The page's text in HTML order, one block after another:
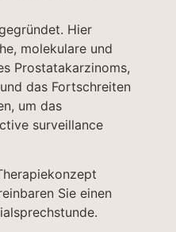
Hier
molekulare und
Prostatakarzinoms,
das Fortschreiten
um das
surveillance
Sie einen